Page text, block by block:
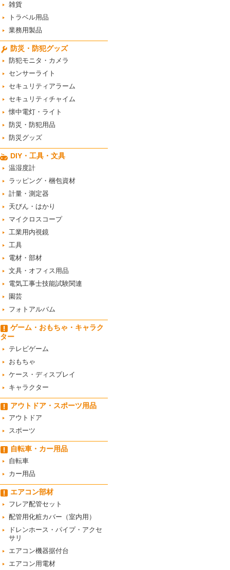
雑貨
トラベル用品
業務用製品
防災・防犯グッズ
防犯モニタ・カメラ
センサーライト
セキュリティアラーム
セキュリティチャイム
懐中電灯・ライト
防災・防犯用品
防災グッズ
DIY・工具・文具
温湿度計
ラッピング・梱包資材
計量・測定器
天びん・はかり
マイクロスコープ
工業用内視鏡
工具
電材・部材
文具・オフィス用品
電気工事士技能試験関連
園芸
フォトアルバム
ゲーム・おもちゃ・キャラク
ター
テレビゲーム
おもちゃ
ケース・ディスプレイ
キャラクター
アウトドア・スポーツ用品
アウトドア
スポーツ
自転車・カー用品
自転車
カー用品
エアコン部材
フレア配管セット
配管用化粧カバー（室内用）
ドレンホース・パイプ・アクセ
サリ
エアコン機器据付台
エアコン用電材